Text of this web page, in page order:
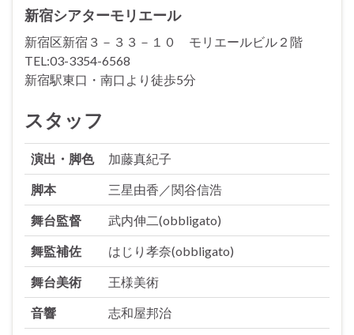
新宿シアターモリエール
新宿区新宿３－３３－１０ モリエールビル２階
TEL:03-3354-6568
新宿駅東口・南口より徒歩5分
スタッフ
演出・脚色 加藤真紀子
脚本 三星由香／関谷信浩
舞台監督 武内伸二(obbligato)
舞監補佐 はじり孝奈(obbligato)
舞台美術 王様美術
音響 志和屋邦治